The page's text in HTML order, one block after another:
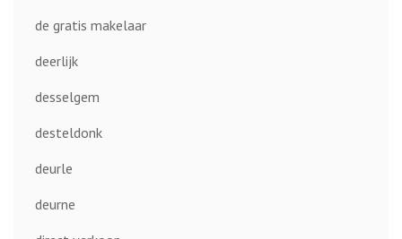
de gratis makelaar
deerlijk
desselgem
desteldonk
deurle
deurne